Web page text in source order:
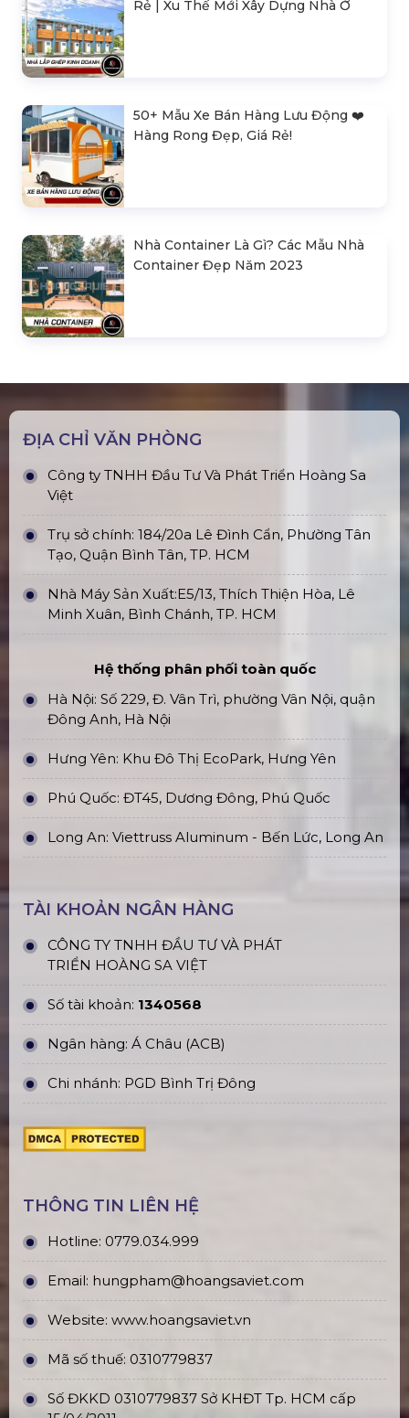
Rẻ | Xu Thế Mới Xây Dựng Nhà Ở
50+ Mẫu Xe Bán Hàng Lưu Động ❤️️
Hàng Rong Đẹp, Giá Rẻ!
Nhà Container Là Gì? Các Mẫu Nhà
Container Đẹp Năm 2023
ĐỊA CHỈ VĂN PHÒNG
Công ty TNHH Đầu Tư Và Phát Triển Hoàng Sa
Việt
Trụ sở chính: 184/20a Lê Đình Cẩn, Phường Tân
Tạo, Quận Bình Tân, TP. HCM
Nhà Máy Sản Xuất:E5/13, Thích Thiện Hòa, Lê
Minh Xuân, Bình Chánh, TP. HCM
Hệ thống phân phối toàn quốc
Hà Nội: Số 229, Đ. Vân Trì, phường Vân Nội, quận
Đông Anh, Hà Nội
Hưng Yên: Khu Đô Thị EcoPark, Hưng Yên
Phú Quốc: ĐT45, Dương Đông, Phú Quốc
Long An: Viettruss Aluminum - Bến Lức, Long An
TÀI KHOẢN NGÂN HÀNG
CÔNG TY TNHH ĐẦU TƯ VÀ PHÁT
TRIỂN HOÀNG SA VIỆT
Số tài khoản: 1340568
Ngân hàng: Á Châu (ACB)
Chi nhánh: PGD Bình Trị Đông
THÔNG TIN LIÊN HỆ
Hotline: 0779.034.999
Email: hungpham@hoangsaviet.com
Website: www.hoangsaviet.vn
Mã số thuế: 0310779837
Số ĐKKD 0310779837 Sở KHĐT Tp. HCM cấp